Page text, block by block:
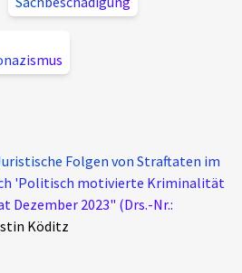
Folgen von Straftaten im
'Politisch motivierte Kriminalität
Dezember 2023" (Drs.-Nr.:
Köditz